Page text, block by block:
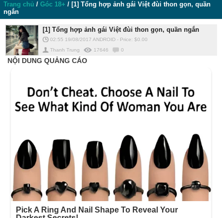
Trang chủ / Góc 18+ / [1] Tổng hợp ảnh gái Việt đùi thon gọn, quần
ngắn
[1] Tổng hợp ảnh gái Việt đùi thon gọn, quần ngắn
02:55 19/08/2017 ANDROID - Price: $0.00
Thanh Trung
17646 0